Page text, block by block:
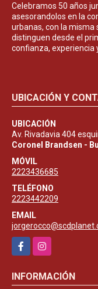
Celebramos 50 años
asesorandolos en la
urbanas, con la misma
distinguen desde el
confianza, experiencia
UBICACIÓN Y
UBICACIÓN
Av. Rivadavia 404
Coronel Brandsen -
MÓVIL
2223436685
TELÉFONO
2223442209
EMAIL
FacebookInstagram
INFORMACIÓN